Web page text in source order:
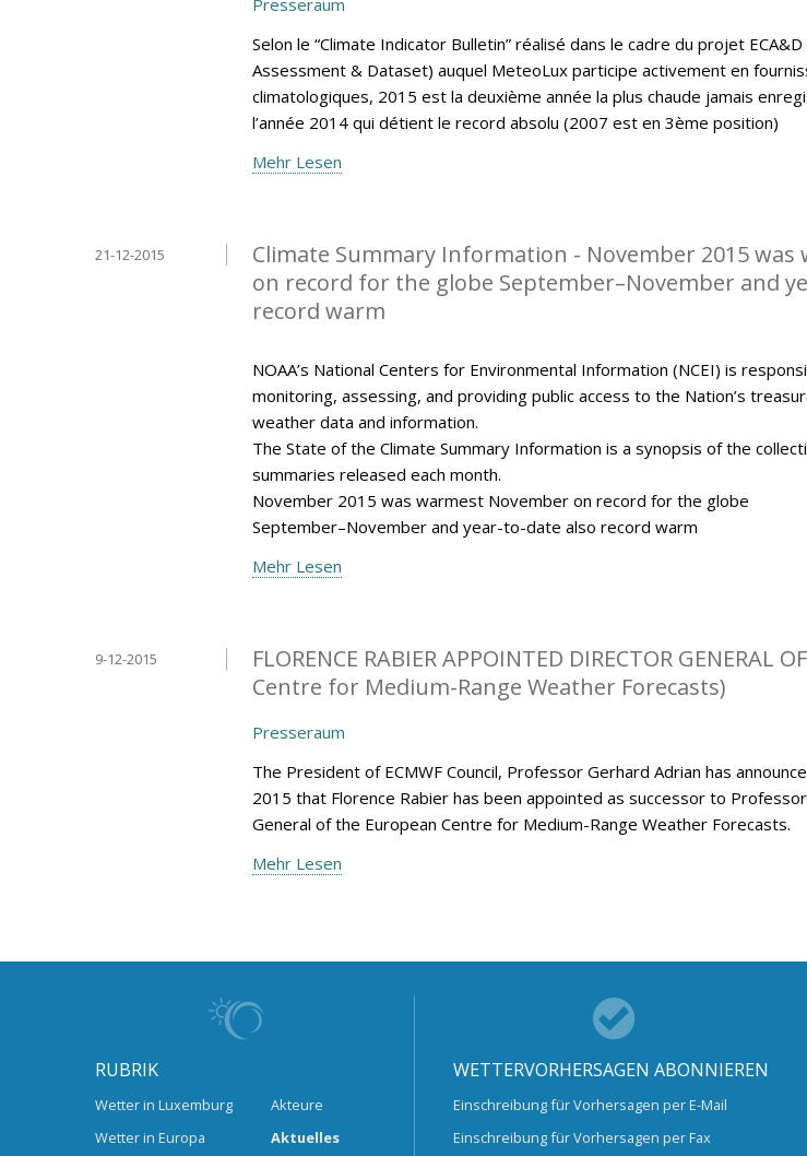
Selon le “Climate Indicator Bulletin” réalisé dans le cadre du projet
Assessment & Dataset) auquel MeteoLux participe activement en
climatologiques, 2015 est la deuxième année la plus chaude jamais
l’année 2014 qui détient le record absolu (2007 est en 3ème position)
Mehr Lesen
Climate Summary Information - November 2015 was
on record for the globe September–November and
record warm
21-12-2015
NOAA’s National Centers for Environmental Information (NCEI) is
monitoring, assessing, and providing public access to the Nation’s
weather data and information.
The State of the Climate Summary Information is a synopsis of the
summaries released each month.
November 2015 was warmest November on record for the globe
September–November and year-to-date also record warm
Mehr Lesen
FLORENCE RABIER APPOINTED DIRECTOR GENERAL
Centre for Medium-Range Weather Forecasts)
9-12-2015
Presseraum
The President of ECMWF Council, Professor Gerhard Adrian has
2015 that Florence Rabier has been appointed as successor to
General of the European Centre for Medium-Range Weather Forecasts.
Mehr Lesen
RUBRIK
Wetter in Luxemburg
Wetter in Europa
Akteure
Aktuelles
WETTERVORHERSAGEN ABONNIEREN
Einschreibung für Vorhersagen per E-Mail
Einschreibung für Vorhersagen per Fax